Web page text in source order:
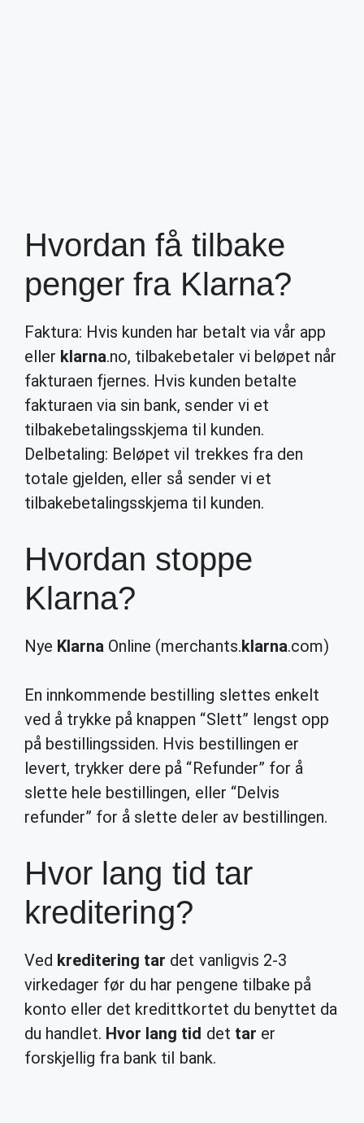
Hvordan få tilbake
penger fra Klarna?
Faktura: Hvis kunden har betalt via vår app
eller klarna.no, tilbakebetaler vi beløpet når
fakturaen fjernes. Hvis kunden betalte
fakturaen via sin bank, sender vi et
tilbakebetalingsskjema til kunden.
Delbetaling: Beløpet vil trekkes fra den
totale gjelden, eller så sender vi et
tilbakebetalingsskjema til kunden.
Hvordan stoppe
Klarna?
Nye Klarna Online (merchants.klarna.com)
En innkommende bestilling slettes enkelt
ved å trykke på knappen “Slett” lengst opp
på bestillingssiden. Hvis bestillingen er
levert, trykker dere på “Refunder” for å
slette hele bestillingen, eller “Delvis
refunder” for å slette deler av bestillingen.
Hvor lang tid tar
kreditering?
Ved kreditering tar det vanligvis 2-3
virkedager før du har pengene tilbake på
konto eller det kredittkortet du benyttet da
du handlet. Hvor lang tid det tar er
forskjellig fra bank til bank.